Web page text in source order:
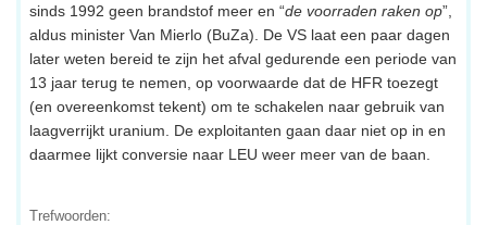
sinds 1992 geen brandstof meer en “de voorraden raken op”,
aldus minister Van Mierlo (BuZa). De VS laat een paar dagen
later weten bereid te zijn het afval gedurende een periode van
13 jaar terug te nemen, op voorwaarde dat de HFR toezegt
(en overeenkomst tekent) om te schakelen naar gebruik van
laagverrijkt uranium. De exploitanten gaan daar niet op in en
daarmee lijkt conversie naar LEU weer meer van de baan.
Trefwoorden: